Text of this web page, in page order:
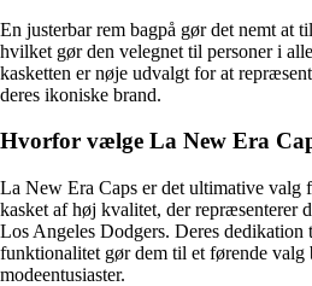
En justerbar rem bagpå gør det nemt at
hvilket gør den velegnet til personer i
kasketten er nøje udvalgt for at
deres ikoniske brand.
Hvorfor vælge La New Era
La New Era Caps er det ultimative valg
kasket af høj kvalitet, der repræsenterer
Los Angeles Dodgers. Deres
funktionalitet gør dem til et førende valg
modeentusiaster.